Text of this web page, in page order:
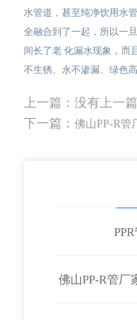
水管道，甚至纯净饮用水
全融合到了一起，所以一
间长了老 化漏水现象，而
不生锈、永不渗漏、绿色
上一篇：没有上一篇
下一篇： 佛山PP-R管
佛山PP-R管厂